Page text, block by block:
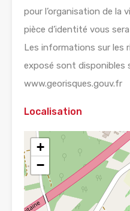
pour l’organisation de la
pièce d’identité vous
Les informations sur les
exposé sont disponibles
www.georisques.gouv.fr
Localisation
+
−